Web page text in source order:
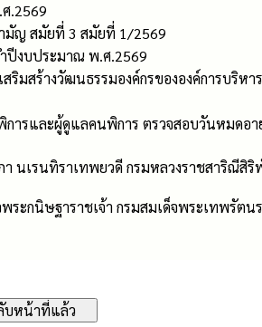
.2569
มัญ สมัยที่ 3 สมัยที่ 1/2569
ปีงบประมาณ พ.ศ.2569
ริมสร้างวัฒนธรรมองค์กรขององค์การบริห
รและผู้ดูแลคนพิการ ตรวจสอบวันหมดอ
า นเรนทิราเทพยวดี กรมหลวงราชสาริณี
ะกนิษฐาราชเจ้า กรมสมเด็จพระเทพรัต